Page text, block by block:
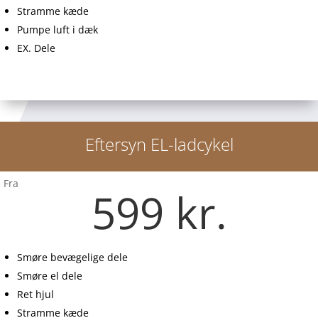
Stramme kæde
Pumpe luft i dæk
EX. Dele
Eftersyn EL-ladcykel
Fra
599 kr.
Smøre bevægelige dele
Smøre el dele
Ret hjul
Stramme kæde